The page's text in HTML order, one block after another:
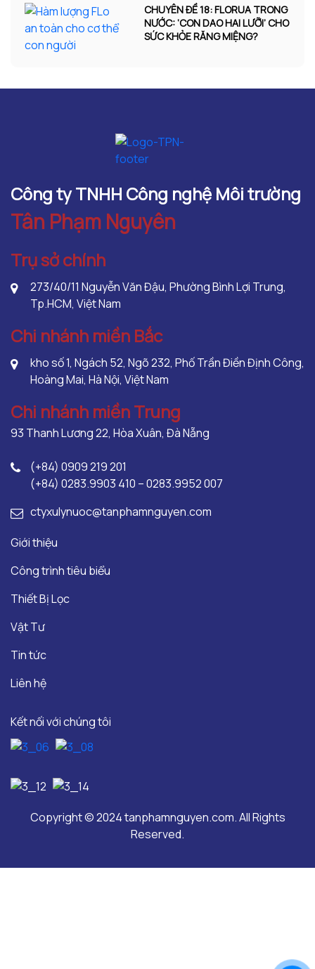
CHUYÊN ĐỀ 18: FLORUA TRONG
NƯỚC: ‘CON DAO HAI LƯỠI’ CHO
SỨC KHỎE RĂNG MIỆNG?
Công ty TNHH Công nghệ Môi trường
Tân Phạm Nguyên
Trụ sở chính
273/40/11 Nguyễn Văn Đậu, Phường Bình Lợi Trung,
Tp.HCM, Việt Nam
Chi nhánh miền Bắc
kho số 1, Ngách 52, Ngõ 232, Phố Trần Điền Định Công,
Hoàng Mai, Hà Nội, Việt Nam
Chi nhánh miền Trung
93 Thanh Lương 22, Hòa Xuân, Đà Nẵng
(+84) 0909 219 201
(+84) 0283.9903 410 – 0283.9952 007
ctyxulynuoc@tanphamnguyen.com
Giới thiệu
Công trình tiêu biểu
Thiết Bị Lọc
Vật Tư
Tin tức
Liên hệ
Kết nối với chúng tôi
Copyright © 2024 tanphamnguyen.com. All Rights
Reserved.